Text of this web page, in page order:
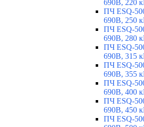
690В, 220
ПЧ ESQ-
690В, 250
ПЧ ESQ-
690В, 280
ПЧ ESQ-
690В, 315
ПЧ ESQ-
690В, 355
ПЧ ESQ-
690В, 400
ПЧ ESQ-
690В, 450
ПЧ ESQ-